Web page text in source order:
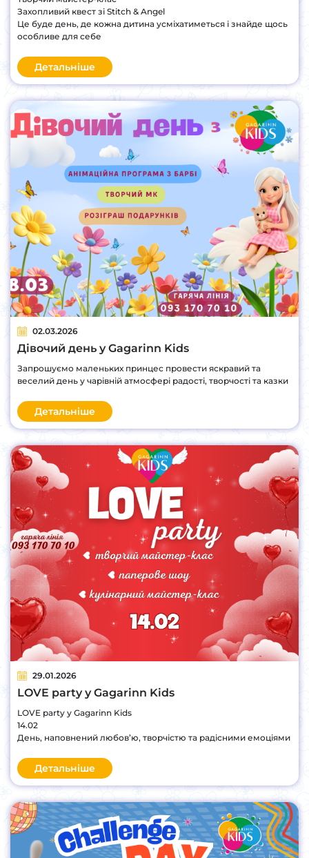
Захопливий квест зі Stitch & Angel
Це буде день, де кожна дитина усміхатиметься і знайде щось
особливе для себе
Детальніше
02.03.2026
Дівочий день у Gagarinn Kids
Запрошуємо маленьких принцес провести яскравий та
веселий день у чарівній атмосфері радості, творчості та казки
Детальніше
29.01.2026
LOVE party у Gagarinn Kids
LOVE party у Gagarinn Kids
14.02
День, наповнений любов’ю, творчістю та радісними емоціями
Детальніше